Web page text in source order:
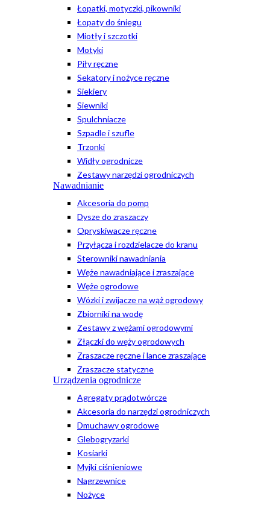
Łopatki, motyczki, pikowniki
Łopaty do śniegu
Miotły i szczotki
Motyki
Piły ręczne
Sekatory i nożyce ręczne
Siekiery
Siewniki
Spulchniacze
Szpadle i szufle
Trzonki
Widły ogrodnicze
Zestawy narzędzi ogrodniczych
Nawadnianie
Akcesoria do pomp
Dysze do zraszaczy
Opryskiwacze ręczne
Przyłącza i rozdzielacze do kranu
Sterowniki nawadniania
Węże nawadniające i zraszające
Węże ogrodowe
Wózki i zwijacze na wąż ogrodowy
Zbiorniki na wodę
Zestawy z wężami ogrodowymi
Złączki do węży ogrodowych
Zraszacze ręczne i lance zraszające
Zraszacze statyczne
Urządzenia ogrodnicze
Agregaty prądotwórcze
Akcesoria do narzędzi ogrodniczych
Dmuchawy ogrodowe
Glebogryzarki
Kosiarki
Myjki ciśnieniowe
Nagrzewnice
Nożyce